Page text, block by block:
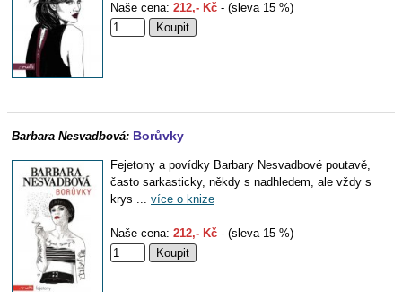
Naše cena: 212,- Kč - (sleva 15 %)
Barbara Nesvadbová: Borůvky
Fejetony a povídky Barbary Nesvadbové poutavě,
často sarkasticky, někdy s nadhledem, ale vždy s
krys ... více o knize
Naše cena: 212,- Kč - (sleva 15 %)